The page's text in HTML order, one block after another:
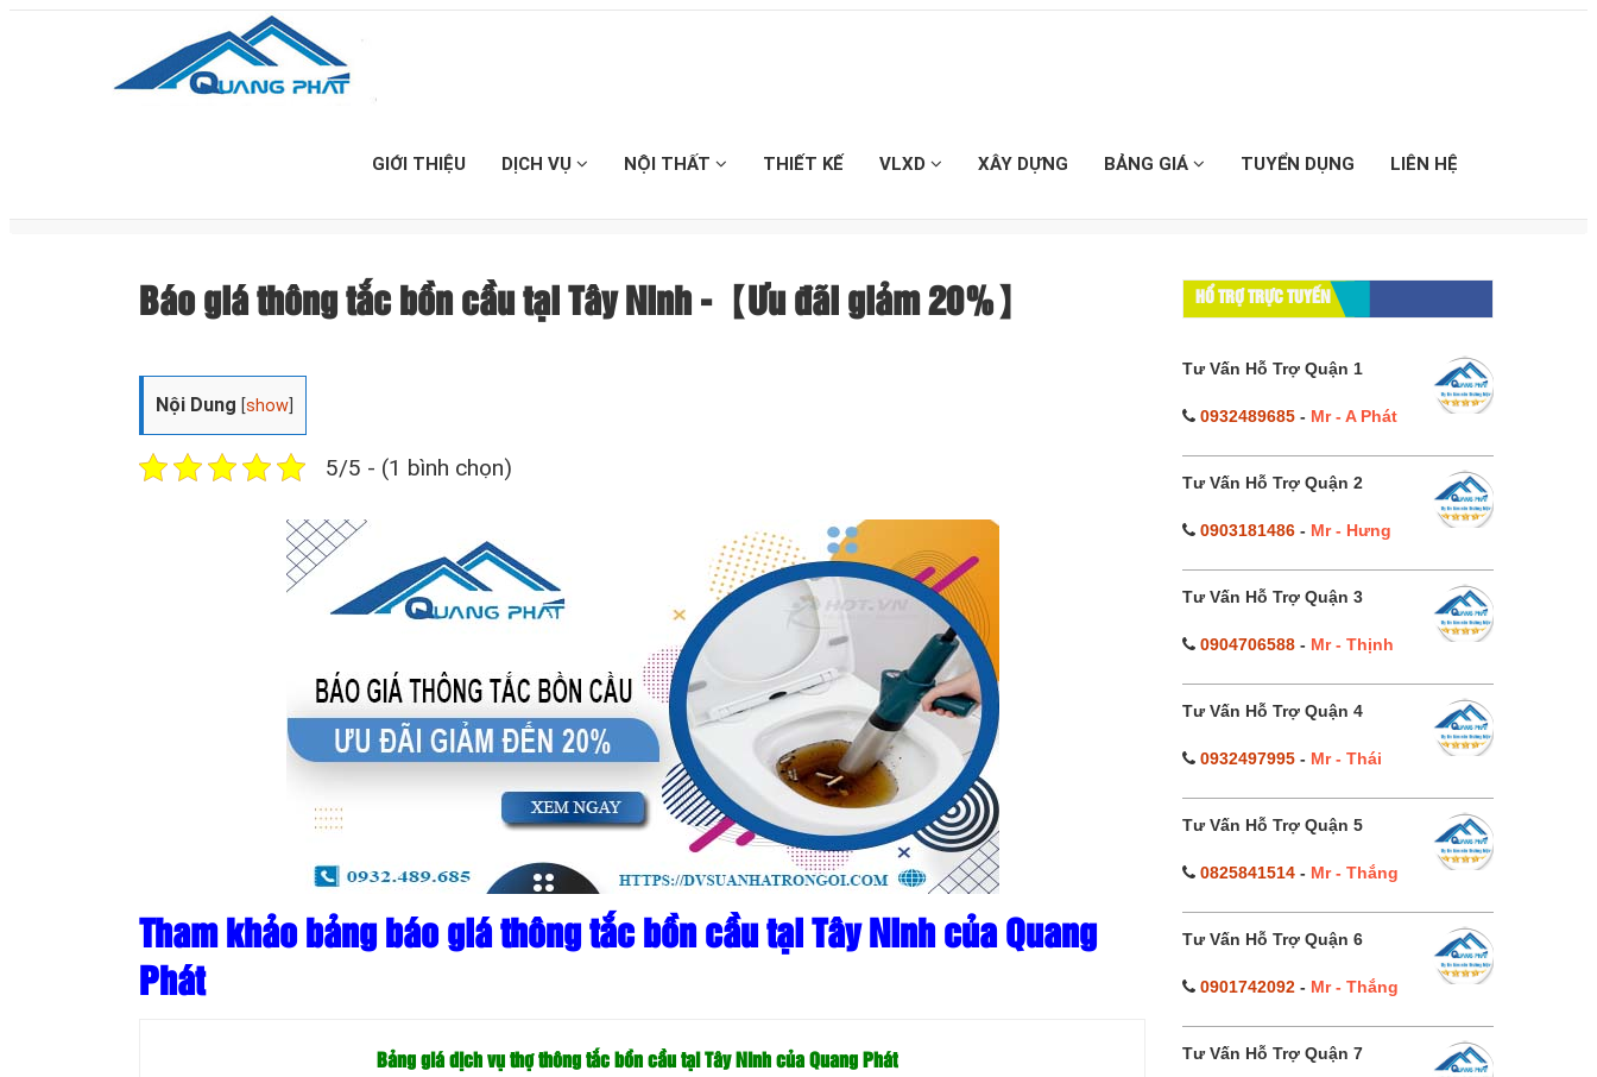
GIỚI THIỆU DỊCH VỤ NỘI THẤT THIẾT KẾ VLXD XÂY DỰNG BẢNG GIÁ TUYỂN DỤNG LIÊN HỆ
Báo giá thông tắc bồn cầu tại Tây Ninh -【Ưu đãi giảm 20%】
Nội Dung [show
5/5 - (1 bình chọn)
Tham khảo bảng báo giá thông tắc bồn cầu tại Tây Ninh của Quang
Phát
Bảng giá dịch vụ thợ thông tắc bồn cầu tại Tây Ninh của Quang Phát
HỔ TRỢ TRỰC TUYẾN
Tư Vấn Hỗ Trợ Quận 1
0932489685- Mr - A Phát
Tư Vấn Hỗ Trợ Quận 2
0903181486- Mr - Hưng
Tư Vấn Hỗ Trợ Quận 3
0904706588- Mr - Thịnh
Tư Vấn Hỗ Trợ Quận 4
0932497995- Mr - Thái
Tư Vấn Hỗ Trợ Quận 5
0825841514- Mr - Thắng
Tư Vấn Hỗ Trợ Quận 6
0901742092- Mr - Thắng
Tư Vấn Hỗ Trợ Quận 7